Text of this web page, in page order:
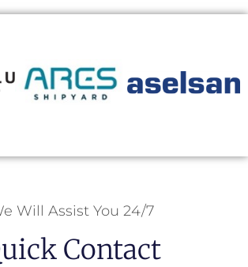
Will Assist You 24/7
Contact